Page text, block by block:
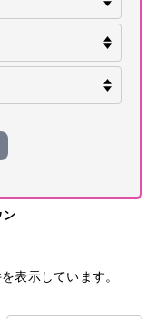
ン
表示しています。